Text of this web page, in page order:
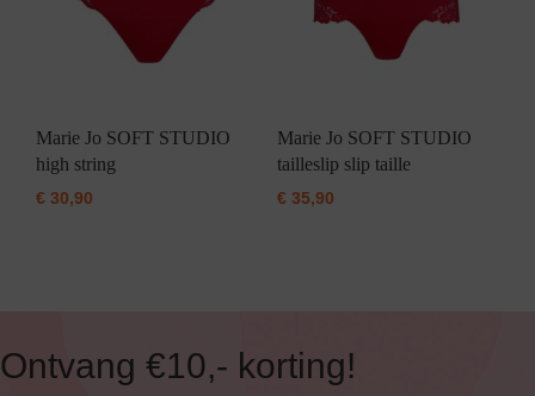
Marie Jo SOFT STUDIO
high string
€ 30,90
Marie Jo SOFT STUDIO
tailleslip slip taille
€35,90
Ontvang €10,- korting!